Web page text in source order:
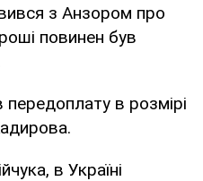
з Анзором про
повинен був
в розмірі
в Україні